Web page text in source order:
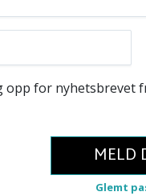
vil du lære:
middel er og
opp for nyhetsbrevet
MELD
Glemt